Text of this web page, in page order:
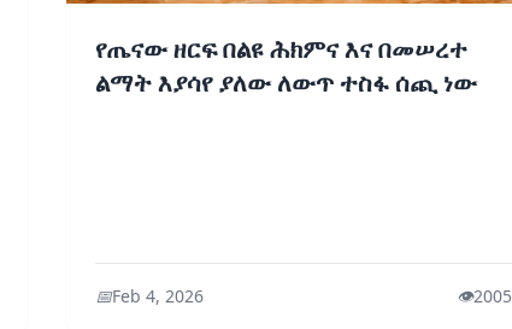
የጤናው ዘርፍ በልዩ ሕክምና እና በመሠረተ
ልማት እያሳየ ያለው ለውጥ ተስፋ ሰጪ ነው
📅Feb 4, 2026 👁️2005